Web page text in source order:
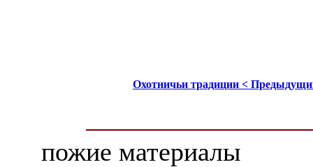
Охотничьи традиции <
пожие материалы